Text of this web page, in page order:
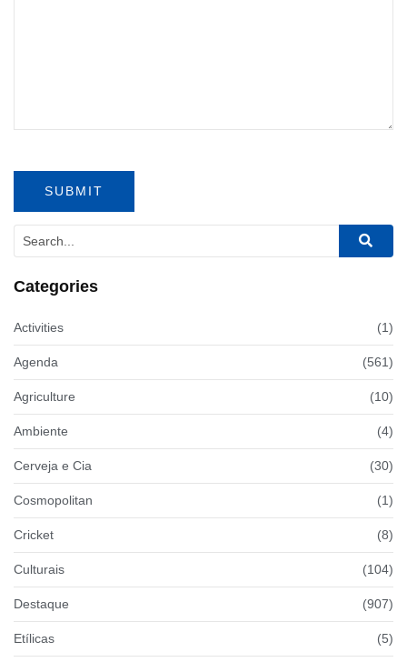
Categories
Activities (1)
Agenda (561)
Agriculture (10)
Ambiente (4)
Cerveja e Cia (30)
Cosmopolitan (1)
Cricket (8)
Culturais (104)
Destaque (907)
Etílicas (5)